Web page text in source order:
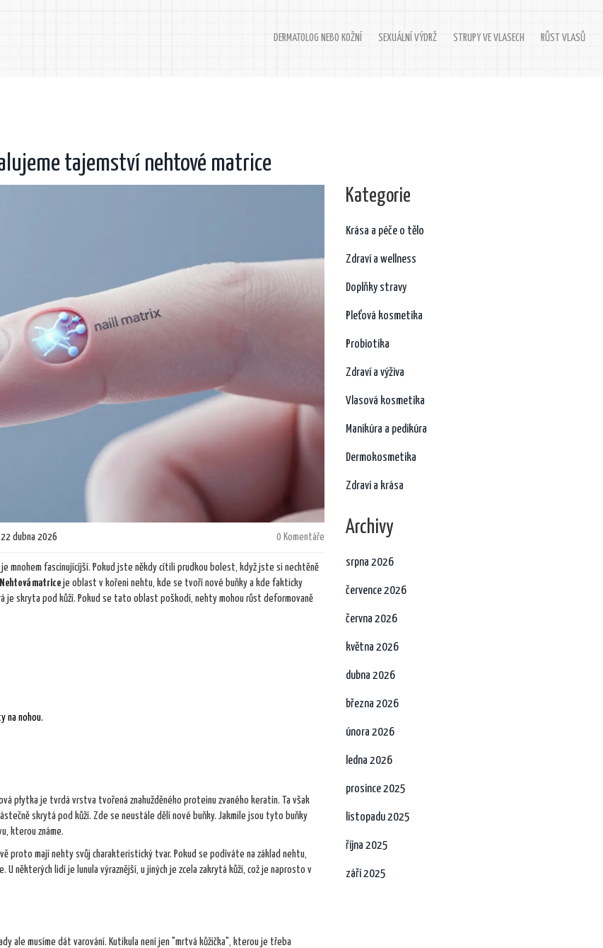
DERMATOLOG NEBO KOŽNÍ SEXUÁLNÍ VÝDRŽ STRUPY VE VLASECH RŮST VLASŮ
tajemství nehtové matrice
22 dubna 2026 0 Komentáře
mnohem fascinujícíjší. Pokud jste někdy cítili prudkou bolest, když jste si nechtěně
Nehtová matrice je oblast v kořeni nehtu, kde se tvoří nové buňky a kde fakticky
skryta pod kůží. Pokud se tato oblast poškodí, nehty mohou růst deformovaně
na nohou.
płytka je tvrdá vrstva tvořená znahužděného proteinu zvaného keratin. Ta však
skrytá pod kůží. Zde se neustále dělí nové buňky. Jakmile jsou tyto buňky
kterou známe.
proto mají nehty svůj charakteristický tvar. Pokud se podíváte na základ nehtu,
U některých lidí je lunula výraznější, u jiných je zcela zakrytá kůží, což je naprosto v
ale musíme dát varování. Kutikula není jen "mrtvá kůžička", kterou je třeba
Kategorie
Krása a péče o tělo
Zdraví a wellness
Doplňky stravy
Pleťová kosmetika
Probiotika
Zdraví a výživa
Vlasová kosmetika
Manikúra a pedikúra
Dermokosmetika
Zdraví a krása
Archivy
srpna 2026
července 2026
června 2026
května 2026
dubna 2026
března 2026
února 2026
ledna 2026
prosince 2025
listopadu 2025
října 2025
září 2025